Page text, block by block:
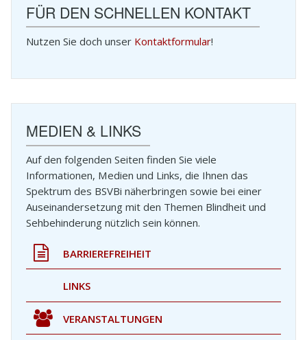
FÜR DEN SCHNELLEN KONTAKT
Nutzen Sie doch unser Kontaktformular!
MEDIEN & LINKS
Auf den folgenden Seiten finden Sie viele
Informationen, Medien und Links, die Ihnen das
Spektrum des BSVBi näherbringen sowie bei einer
Auseinandersetzung mit den Themen Blindheit und
Sehbehinderung nützlich sein können.
BARRIEREFREIHEIT
LINKS
VERANSTALTUNGEN